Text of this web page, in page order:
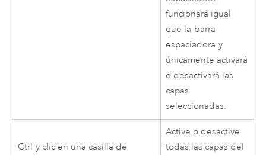
funcionará igual
que la barra
espaciadora y
únicamente activará
o desactivará las
capas
seleccionadas.
Ctrl y clic en una casilla de
Active o desactive
todas las capas del